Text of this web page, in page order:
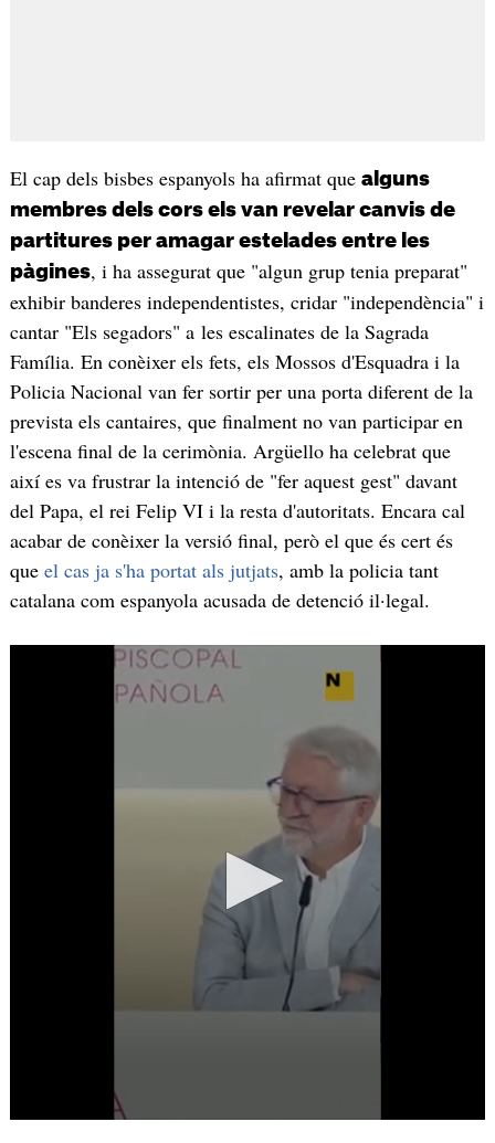
El cap dels bisbes espanyols ha afirmat que alguns
membres dels cors els van revelar canvis de
partitures per amagar estelades entre les
pàgines, i ha assegurat que "algun grup tenia preparat"
exhibir banderes independentistes, cridar "independència" i
cantar "Els segadors" a les escalinates de la Sagrada
Família. En conèixer els fets, els Mossos d'Esquadra i la
Policia Nacional van fer sortir per una porta diferent de la
prevista els cantaires, que finalment no van participar en
l'escena final de la cerimònia. Argüello ha celebrat que
així es va frustrar la intenció de "fer aquest gest" davant
del Papa, el rei Felip VI i la resta d'autoritats. Encara cal
acabar de conèixer la versió final, però el que és cert és
que el cas ja s'ha portat als jutjats, amb la policia tant
catalana com espanyola acusada de detenció il·legal.